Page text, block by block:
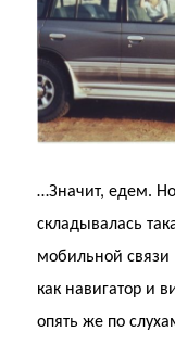
…Значит, едем.
складывалась
мобильной связи
как навигатор и
опять же по